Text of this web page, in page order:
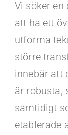
Vi söker
att ha ett
utforma
större
innebär att
är robusta,
samtidigt
etablerade